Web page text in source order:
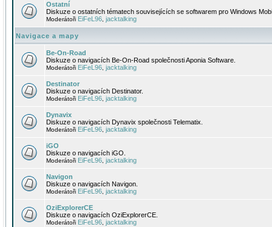
Ostatní
Diskuze o ostatních tématech souvisejících se softwarem pro Windows
Moderátoři EiFeL96 jacktalking
Navigace a mapy
Be-On-Road
Diskuze o navigacích Be-On-Road společnosti Aponia Software.
Moderátoři EiFeL96 jacktalking
Destinator
Diskuze o navigacích Destinator.
Moderátoři EiFeL96 jacktalking
Dynavix
Diskuze o navigacích Dynavix společnosti Telematix.
Moderátoři EiFeL96 jacktalking
iGO
Diskuze o navigacích iGO.
Moderátoři EiFeL96 jacktalking
Navigon
Diskuze o navigacích Navigon.
Moderátoři EiFeL96 jacktalking
OziExplorerCE
Diskuze o navigacích OziExplorerCE.
Moderátoři EiFeL96 jacktalking